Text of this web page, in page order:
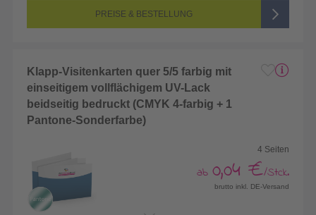
5/5-farbig (vollfarbig bedruckt + 1 Sonderfarbe)
PREISE & BESTELLUNG
Klapp-Visitenkarten quer 5/5 farbig mit
einseitigem vollflächigem UV-Lack
beidseitig bedruckt (CMYK 4-farbig + 1
Pantone-Sonderfarbe)
4 Seiten
ab 0,04 €/Stck.
brutto inkl. DE-Versand